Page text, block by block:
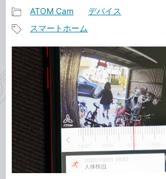
事
カ
テ
ゴ
リ
ATOM Cam デバイス
事
タ
グ
スマートホーム